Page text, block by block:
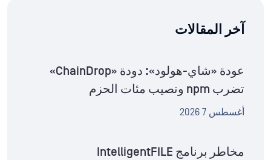
آخر المقالات
عودة «شاي-هولود»: دودة «ChainDrop»
تضرب npm وتصيب مئات الحزم
أغسطس 7 2026
مخاطر برنامج IntelligentFILE